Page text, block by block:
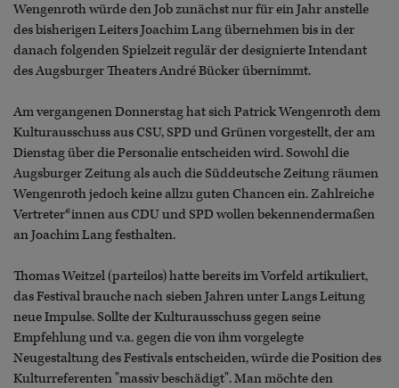
Wengenroth würde den Job zunächst nur für ein Jahr anstelle
des bisherigen Leiters Joachim Lang übernehmen bis in der
danach folgenden Spielzeit regulär der designierte Intendant
des Augsburger Theaters André Bücker übernimmt.
Am vergangenen Donnerstag hat sich Patrick Wengenroth dem
Kulturausschuss aus CSU, SPD und Grünen vorgestellt, der am
Dienstag über die Personalie entscheiden wird. Sowohl die
Augsburger Zeitung als auch die Süddeutsche Zeitung räumen
Wengenroth jedoch keine allzu guten Chancen ein. Zahlreiche
Vertreter*innen aus CDU und SPD wollen bekennendermaßen
an Joachim Lang festhalten.
Thomas Weitzel (parteilos) hatte bereits im Vorfeld artikuliert,
das Festival brauche nach sieben Jahren unter Langs Leitung
neue Impulse. Sollte der Kulturausschuss gegen seine
Empfehlung und v.a. gegen die von ihm vorgelegte
Neugestaltung des Festivals entscheiden, würde die Position des
Kulturreferenten "massiv beschädigt". Man möchte den